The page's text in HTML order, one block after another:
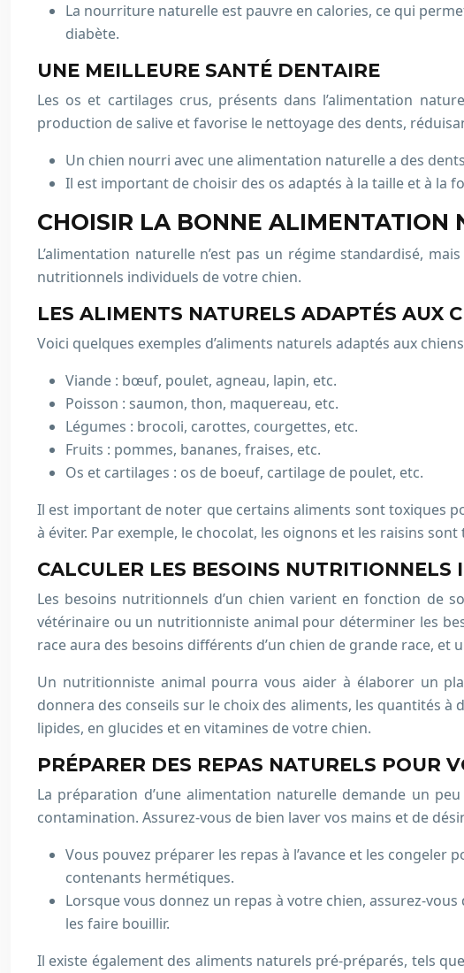
La nourriture naturelle est pauvre en calories, ce qui
diabète.
UNE MEILLEURE SANTÉ DENTAIRE
Les os et cartilages crus, présents dans l’alimentation
production de salive et favorise le nettoyage des dents,
Un chien nourri avec une alimentation naturelle a des
Il est important de choisir des os adaptés à la taille et à la
CHOISIR LA BONNE ALIMENTATION
L’alimentation naturelle n’est pas un régime standardisé,
nutritionnels individuels de votre chien.
LES ALIMENTS NATURELS ADAPTÉS AUX
Voici quelques exemples d’aliments naturels adaptés aux
Viande : bœuf, poulet, agneau, lapin, etc.
Poisson : saumon, thon, maquereau, etc.
Légumes : brocoli, carottes, courgettes, etc.
Fruits : pommes, bananes, fraises, etc.
Os et cartilages : os de boeuf, cartilage de poulet, etc.
Il est important de noter que certains aliments sont toxiques
à éviter. Par exemple, le chocolat, les oignons et les raisins
CALCULER LES BESOINS NUTRITIONNELS
Les besoins nutritionnels d’un chien varient en fonction de
vétérinaire ou un nutritionniste animal pour déterminer les
race aura des besoins différents d’un chien de grande race, et
Un nutritionniste animal pourra vous aider à élaborer un
donnera des conseils sur le choix des aliments, les quantités
lipides, en glucides et en vitamines de votre chien.
PRÉPARER DES REPAS NATURELS POUR
La préparation d’une alimentation naturelle demande un
contamination. Assurez-vous de bien laver vos mains et de
Vous pouvez préparer les repas à l’avance et les
contenants hermétiques.
Lorsque vous donnez un repas à votre chien, assurez-
les faire bouillir.
Il existe également des aliments naturels pré-préparés, tels